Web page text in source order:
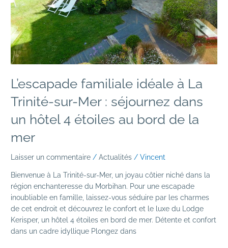
L’escapade familiale idéale à La
Trinité-sur-Mer : séjournez dans
un hôtel 4 étoiles au bord de la
mer
Laisser un commentaire /Actualités /Vincent
Bienvenue à La Trinité-sur-Mer, un joyau côtier niché dans la
région enchanteresse du Morbihan. Pour une escapade
inoubliable en famille, laissez-vous séduire par les charmes
de cet endroit et découvrez le confort et le luxe du Lodge
Kerisper, un hôtel 4 étoiles en bord de mer. Détente et confort
dans un cadre idyllique Plongez dans
:
séjournez
dans
un
hôtel
4
au
de
la